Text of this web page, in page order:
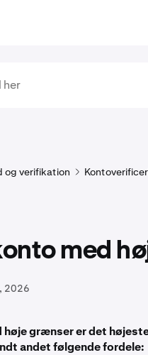
og verifikation
med
2026
høje grænser er det
andet følgende fordele: